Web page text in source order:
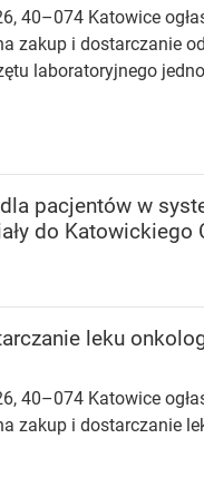
40–074 Katowice
zakup i dostarczanie
laboratoryjnego
pacjentów w
do Katowickiego
leku
40–074 Katowice
zakup i dostarczanie